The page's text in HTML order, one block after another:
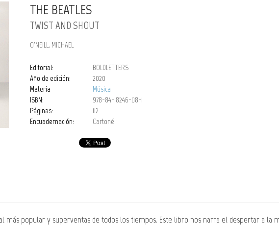
THE BEATLES
TWIST AND SHOUT
O'NEILL, MICHAEL
Editorial:
BOLDLETTERS
Año de edición:
2020
Materia
Música
ISBN:
978-84-18246-08-1
Páginas:
112
Encuadernación:
Cartoné
más popular y superventas de todos los tiempos. Este libro nos narra el despertar a la